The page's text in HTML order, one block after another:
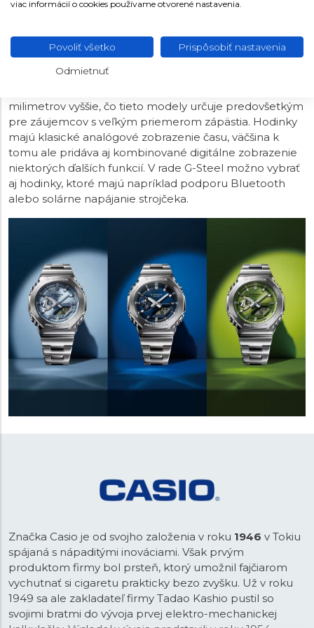
CASIO G-SHOCK G-STEEL
Pod označením G-Steel nájdeme odolné modely s
kruhovým oceľovým puzdrom a bohatou ponukou
milimetrov vyššie, čo tieto modely určuje predovšetkým
pre záujemcov s veľkým priemerom zápästia. Hodinky
majú klasické analógové zobrazenie času, väčšina k
tomu ale pridáva aj kombinované digitálne zobrazenie
niektorých ďalších funkcií. V rade G-Steel možno vybrať
aj hodinky, ktoré majú napríklad podporu Bluetooth
alebo solárne napájanie strojčeka.
Značka Casio je od svojho založenia v roku 1946 v Tokiu
spájaná s nápaditými inováciami. Však prvým
produktom firmy bol prsteň, ktorý umožnil fajčiarom
vychutnať si cigaretu prakticky bezo zvyšku. Už v roku
1949 sa ale zakladateľ firmy Tadao Kashio pustil so
svojimi bratmi do vývoja prvej elektro-mechanickej
viac informácií o cookies používame otvorené nastavenia.
Povoliť všetko Prispôsobiť nastavenia
Odmietnuť